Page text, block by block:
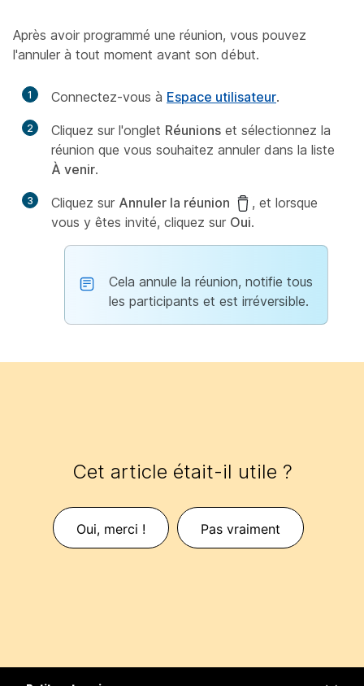
Après avoir programmé une réunion, vous pouvez
l'annuler à tout moment avant son début.
1 Connectez-vous à Espace utilisateur.
2 Cliquez sur l'onglet Réunions et sélectionnez la
réunion que vous souhaitez annuler dans la liste
À venir.
3 Cliquez sur Annuler la réunion
, et lorsque
vous y êtes invité, cliquez sur Oui.
Cela annule la réunion, notifie tous
les participants et est irréversible.
Cet article était-il utile ?
Oui, merci ! Pas vraiment